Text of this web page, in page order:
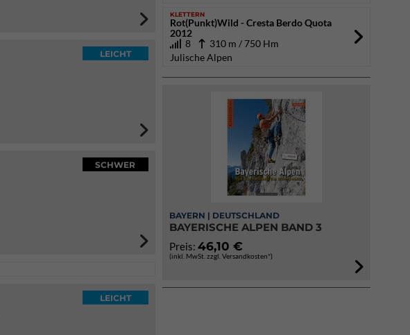
LEICHT
SCHWER
LEICHT
KLETTERN
Rot(Punkt)Wild - Cresta Berdo Quota
2012
8
310 m / 750 Hm
Julische Alpen
BAYERN | DEUTSCHLAND
BAYERISCHE ALPEN BAND 3
Preis: 46,10 €
(inkl. MwSt. zzgl. Versandkosten*)